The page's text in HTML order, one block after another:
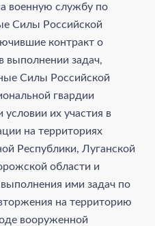
военную службу по
Силы Российской
контракт о
выполнении задач,
Силы Российской
гвардии
их участия в
на территориях
Республики, Луганской
области и
ими задач по
на территорию
вооруженной